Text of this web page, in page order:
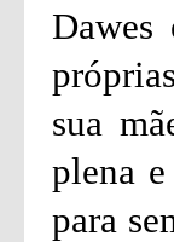
sua
plena
para